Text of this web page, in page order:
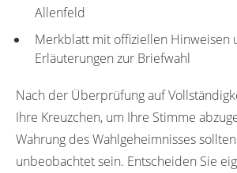
Allenfeld
Merkblatt mit offiziellen Hinweisen
Erläuterungen zur Briefwahl
Nach der Überprüfung auf
Ihre Kreuzchen, um Ihre Stimme
Wahrung des Wahlgeheimnisses
unbeobachtet sein. Entscheiden Sie